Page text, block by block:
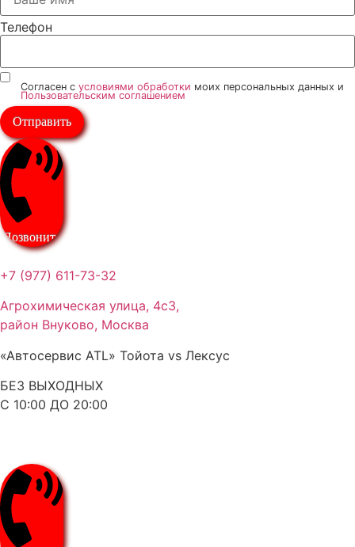
Телефон
Согласен с условиями обработки моих персональных данных и
Пользовательским соглашением
Отправить
Позвонить
+7 (977) 611-73-32
Агрохимическая улица, 4с3,
район Внуково, Москва
«Автосервис ATL» Тойота vs Лексус
БЕЗ ВЫХОДНЫХ
С 10:00 ДО 20:00